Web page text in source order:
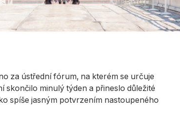
za ústřední fórum, na kterém se určuje
skončilo minulý týden a přineslo důležité
spíše jasným potvrzením nastoupeného